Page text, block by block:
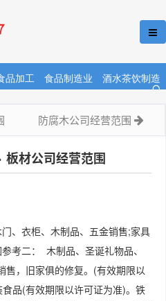
品加工 食品制造业 酒水茶饮制造
防腐木公司经营范围
板材公司经营范围
、衣柜、木制品、五金销售;家具
考二： 木制品、圣诞礼物品、
售，旧家俱的修复。(有效期限以
品(有效期限以许可证为准)。铁